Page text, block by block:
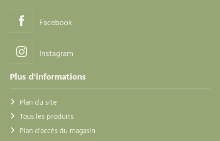
Facebook
Instagram
Plus d'informations
Plan du site
Tous les produits
Plan d'accès du magasin